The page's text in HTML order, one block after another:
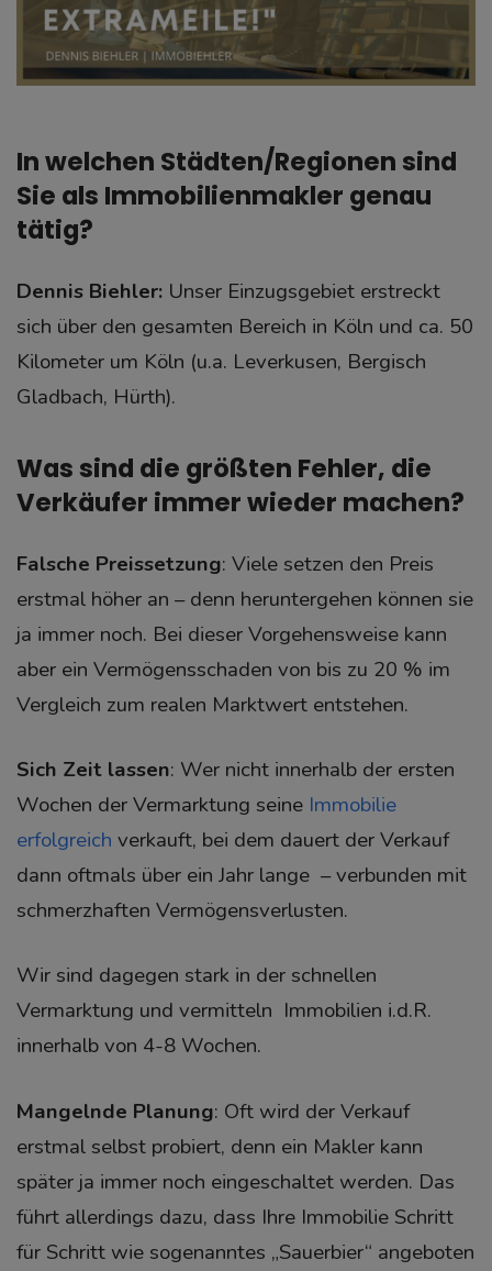
In welchen Städten/Regionen sind
Sie als Immobilienmakler genau
tätig?
Dennis Biehler: Unser Einzugsgebiet erstreckt
sich über den gesamten Bereich in Köln und ca. 50
Kilometer um Köln (u.a. Leverkusen, Bergisch
Gladbach, Hürth).
Was sind die größten Fehler, die
Verkäufer immer wieder machen?
Falsche Preissetzung: Viele setzen den Preis
erstmal höher an – denn heruntergehen können sie
ja immer noch. Bei dieser Vorgehensweise kann
aber ein Vermögensschaden von bis zu 20 % im
Vergleich zum realen Marktwert entstehen.
Sich Zeit lassen: Wer nicht innerhalb der ersten
Wochen der Vermarktung seine Immobilie
erfolgreich verkauft, bei dem dauert der Verkauf
dann oftmals über ein Jahr lange – verbunden mit
schmerzhaften Vermögensverlusten.
Wir sind dagegen stark in der schnellen
Vermarktung und vermitteln Immobilien i.d.R.
innerhalb von 4-8 Wochen.
Mangelnde Planung: Oft wird der Verkauf
erstmal selbst probiert, denn ein Makler kann
später ja immer noch eingeschaltet werden. Das
führt allerdings dazu, dass Ihre Immobilie Schritt
für Schritt wie sogenanntes „Sauerbier“ angeboten